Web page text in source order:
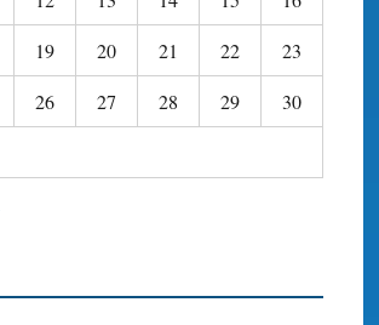
19 20 21 22
23
26 27 28 29
30